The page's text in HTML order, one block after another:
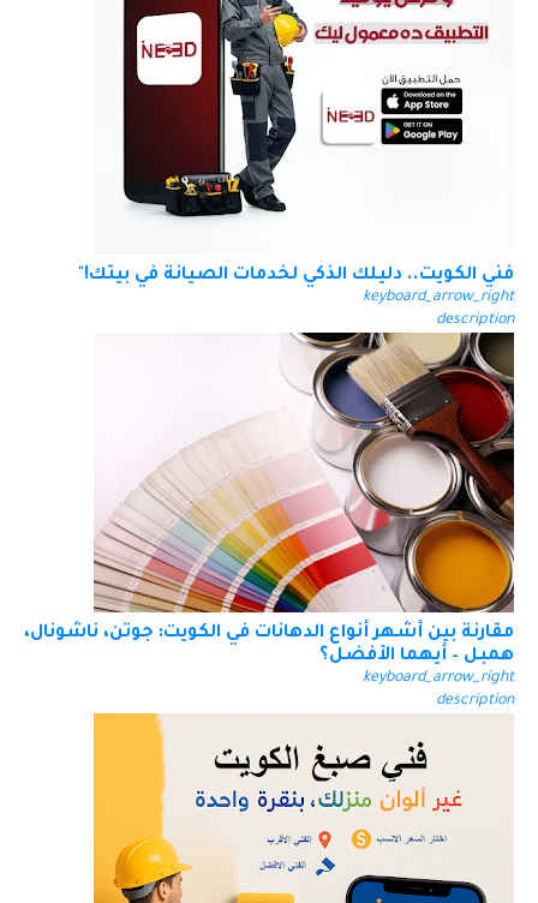
فني الكويت.. دليلك الذكي لخدمات الصيانة في بيتك!"
keyboard_arrow_right
description
مقارنة بين أشهر أنواع الدهانات في الكويت: جوتن، ناشونال،
همبل – أيهما الأفضل؟
keyboard_arrow_right
description